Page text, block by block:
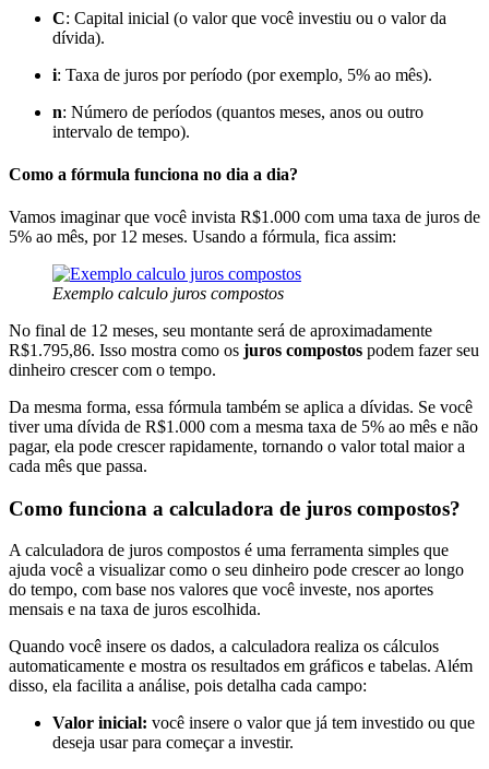
C: Capital inicial (o valor que você investiu ou o valor da
dívida).
i: Taxa de juros por período (por exemplo, 5% ao mês).
n: Número de períodos (quantos meses, anos ou outro
intervalo de tempo).
Como a fórmula funciona no dia a dia?
Vamos imaginar que você invista R$1.000 com uma taxa de juros de
5% ao mês, por 12 meses. Usando a fórmula, fica assim:
Exemplo calculo juros compostos
No final de 12 meses, seu montante será de aproximadamente
R$1.795,86. Isso mostra como os juros compostos podem fazer seu
dinheiro crescer com o tempo.
Da mesma forma, essa fórmula também se aplica a dívidas. Se você
tiver uma dívida de R$1.000 com a mesma taxa de 5% ao mês e não
pagar, ela pode crescer rapidamente, tornando o valor total maior a
cada mês que passa.
Como funciona a calculadora de juros compostos?
A calculadora de juros compostos é uma ferramenta simples que
ajuda você a visualizar como o seu dinheiro pode crescer ao longo
do tempo, com base nos valores que você investe, nos aportes
mensais e na taxa de juros escolhida.
Quando você insere os dados, a calculadora realiza os cálculos
automaticamente e mostra os resultados em gráficos e tabelas. Além
disso, ela facilita a análise, pois detalha cada campo:
Valor inicial: você insere o valor que já tem investido ou que
deseja usar para começar a investir.